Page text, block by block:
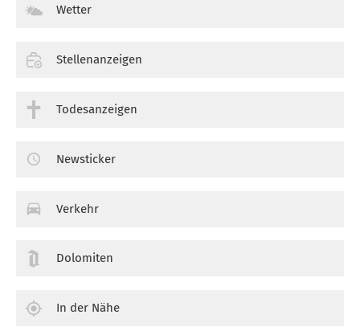
Wetter
Stellenanzeigen
Todesanzeigen
Newsticker
Verkehr
Dolomiten
In der Nähe